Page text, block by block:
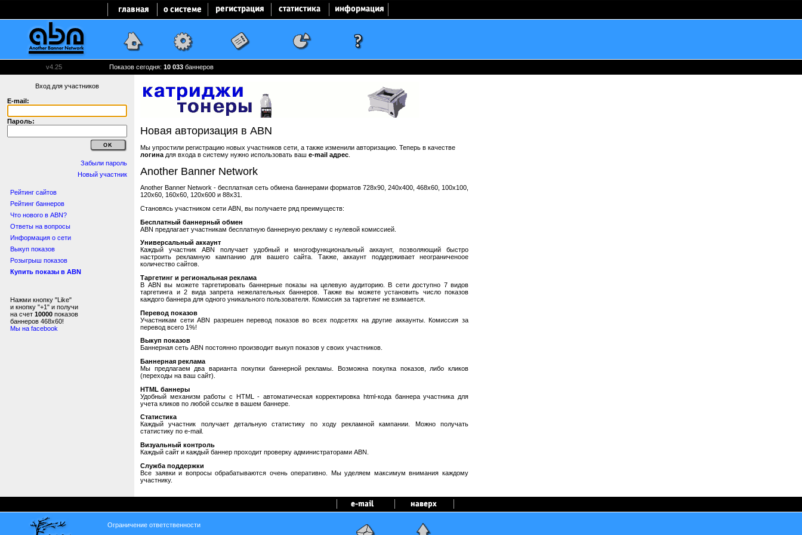
v4.25 Показов сегодня: 10 033 баннеров
Вход для участников
E-mail:
Пароль:
Забыли пароль
Новый участник
Рейтинг сайтов
Рейтинг баннеров
Что нового в ABN?
Ответы на вопросы
Информация о сети
Выкуп показов
Розыгрыш показов
Купить показы в ABN
Нажми кнопку "Like"
и кнопку "+1" и получи
на счет 10000 показов
баннеров 468x60!
Мы на facebook
Новая авторизация в ABN
Мы упростили регистрацию новых участников сети, а также изменили авторизацию. Теперь в качестве
логина для входа в систему нужно использовать ваш e-mail адрес
Another Banner Network
Another Banner Network - бесплатная сеть обмена баннерами форматов 728x90, 240x400, 468x60, 100x100,
120x60, 160x60, 120x600 и 88x31.
Становясь участником сети ABN, вы получаете ряд преимуществ:
Бесплатный баннерный обмен
ABN предлагает участникам бесплатную баннерную рекламу с нулевой комиссией.
Универсальный аккаунт
Каждый участник ABN получает удобный и многофункциональный аккаунт, позволяющий быстро
настроить рекламную кампанию для вашего сайта. Также, аккаунт поддерживает неограниченоое
количество сайтов.
Таргетинг и региональная реклама
В ABN вы можете таргетировать баннерные показы на целевую аудиторию. В сети доступно 7 видов
таргетинга и 2 вида запрета нежелательных баннеров. Также вы можете установить число показов
каждого баннера для одного уникального пользователя. Комиссия за таргетинг не взимается.
Перевод показов
Участникам сети ABN разрешен перевод показов во всех подсетях на другие аккаунты. Комиссия за
перевод всего 1%!
Выкуп показов
Баннерная сеть ABN постоянно производит выкуп показов у своих участников.
Баннерная реклама
Мы предлагаем два варианта покупки баннерной рекламы. Возможна покупка показов, либо кликов
(переходы на ваш сайт).
HTML баннеры
Удобный механизм работы с HTML - автоматическая корректировка html-кода баннера участника для
учета кликов по любой ссылке в вашем баннере.
Статистика
Каждый участник получает детальную статистику по ходу рекламной кампании. Можно получать
статистику по e-mail.
Визуальный контроль
Каждый сайт и каждый баннер проходит проверку администраторами ABN.
Служба поддержки
Все заявки и вопросы обрабатываются очень оперативно. Мы уделяем максимум внимания каждому
участнику.
Ограничение ответственности